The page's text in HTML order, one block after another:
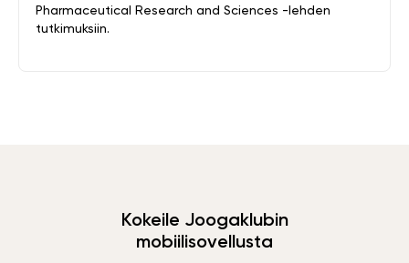
Pharmaceutical Research and Sciences -lehden
tutkimuksiin.
Kokeile Joogaklubin
mobiilisovellusta